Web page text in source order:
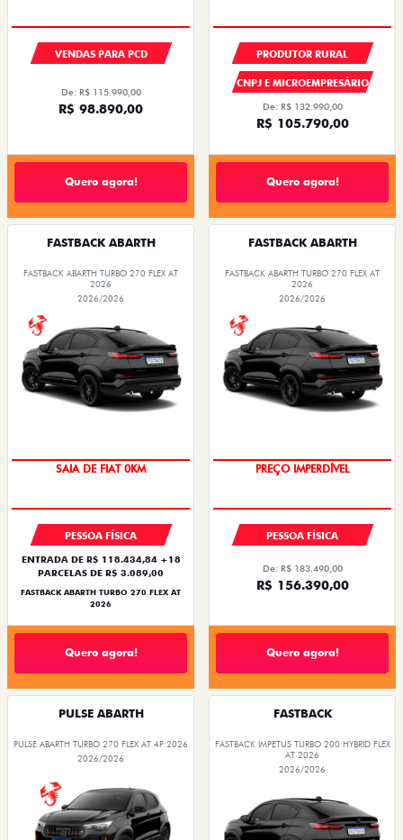
VENDAS PARA PCD
De: R$ 115.990,00
R$ 98.890,00
Quero agora!
PRODUTOR RURAL
CNPJ E MICROEMPRESÁRIO
De: R$ 132.990,00
R$ 105.790,00
Quero agora!
FASTBACK ABARTH
FASTBACK ABARTH TURBO 270 FLEX AT
2026
2026/2026
PREÇO IMPERDÍVEL
PESSOA FÍSICA
ENTRADA DE R$ 118.434,84 +18
PARCELAS DE R$ 3.089,00
FASTBACK ABARTH TURBO 270 FLEX AT
2026
Quero agora!
FASTBACK ABARTH
FASTBACK ABARTH TURBO 270 FLEX AT
2026
2026/2026
SAIA DE FIAT 0KM
PESSOA FÍSICA
De: R$ 183.490,00
R$ 156.390,00
Quero agora!
PULSE ABARTH
PULSE ABARTH TURBO 270 FLEX AT 4P 2026
2026/2026
FASTBACK
FASTBACK IMPETUS TURBO 200 HYBRID FLEX
AT 2026
2026/2026